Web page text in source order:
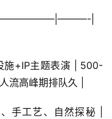
|
施+IP主题表演 | 500-
流高峰期排队久 |
手工艺、自然探秘 |